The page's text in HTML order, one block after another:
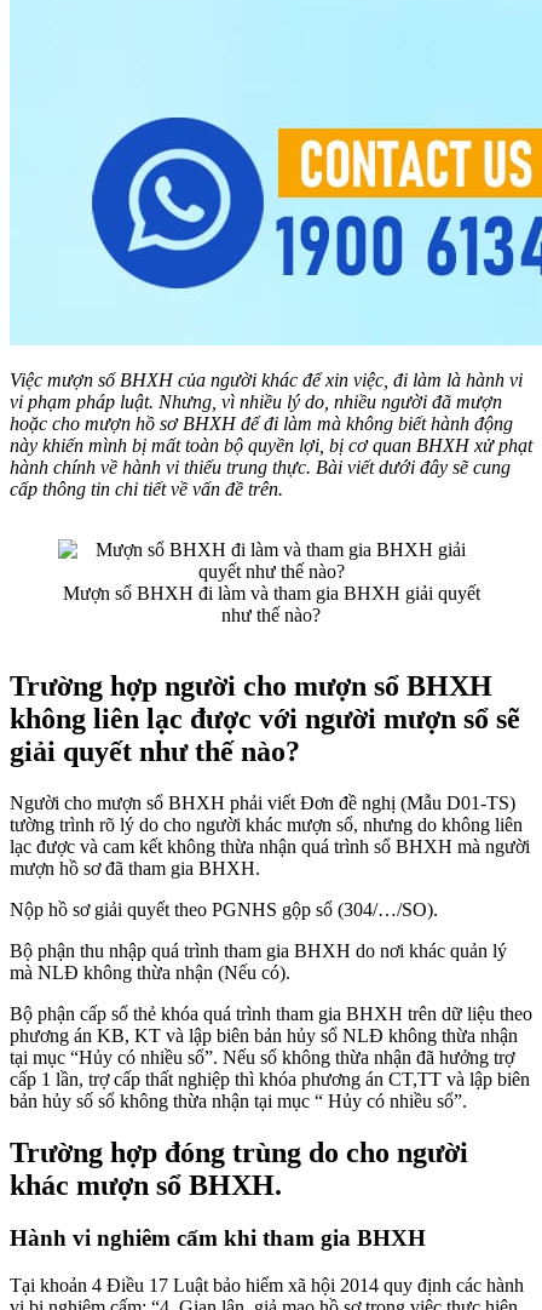
Việc mượn sổ BHXH của người khác để xin việc, đi làm là hành vi
vi phạm pháp luật. Nhưng, vì nhiều lý do, nhiều người đã mượn
hoặc cho mượn hồ sơ BHXH để đi làm mà không biết hành động
này khiến mình bị mất toàn bộ quyền lợi, bị cơ quan BHXH xử phạt
hành chính về hành vi thiếu trung thực. Bài viết dưới đây sẽ cung
cấp thông tin chi tiết về vấn đề trên.
Mượn sổ BHXH đi làm và tham gia BHXH giải quyết
như thế nào?
Trường hợp người cho mượn sổ BHXH
không liên lạc được với người mượn sổ sẽ
giải quyết như thế nào?
Người cho mượn sổ BHXH phải viết Đơn đề nghị (Mẫu D01-TS)
tường trình rõ lý do cho người khác mượn sổ, nhưng do không liên
lạc được và cam kết không thừa nhận quá trình sổ BHXH mà người
mượn hồ sơ đã tham gia BHXH.
Nộp hồ sơ giải quyết theo PGNHS gộp sổ (304/…/SO).
Bộ phận thu nhập quá trình tham gia BHXH do nơi khác quản lý
mà NLĐ không thừa nhận (Nếu có).
Bộ phận cấp sổ thẻ khóa quá trình tham gia BHXH trên dữ liệu theo
phương án KB, KT và lập biên bản hủy sổ NLĐ không thừa nhận
tại mục “Hủy có nhiều sổ”. Nếu sổ không thừa nhận đã hưởng trợ
cấp 1 lần, trợ cấp thất nghiệp thì khóa phương án CT,TT và lập biên
bản hủy số sổ không thừa nhận tại mục “ Hủy có nhiều sổ”.
Trường hợp đóng trùng do cho người
khác mượn sổ BHXH.
Hành vi nghiêm cấm khi tham gia BHXH
Tại khoản 4 Điều 17 Luật bảo hiểm xã hội 2014 quy định các hành